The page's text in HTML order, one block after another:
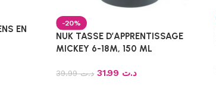
EN
-20%
NUK TASSE D’APPRENTISSAGE
MICKEY 6-18M, 150 ML
د.ت39.99 د.ت